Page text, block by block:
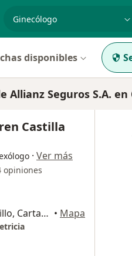
especialidad, enfermedad o
disponibles
Allianz Seguros S.A.
Castilla
· Ver más
opiniones
Via al Mar Km 8 via a Manzanillo, Cartagena • Mapa